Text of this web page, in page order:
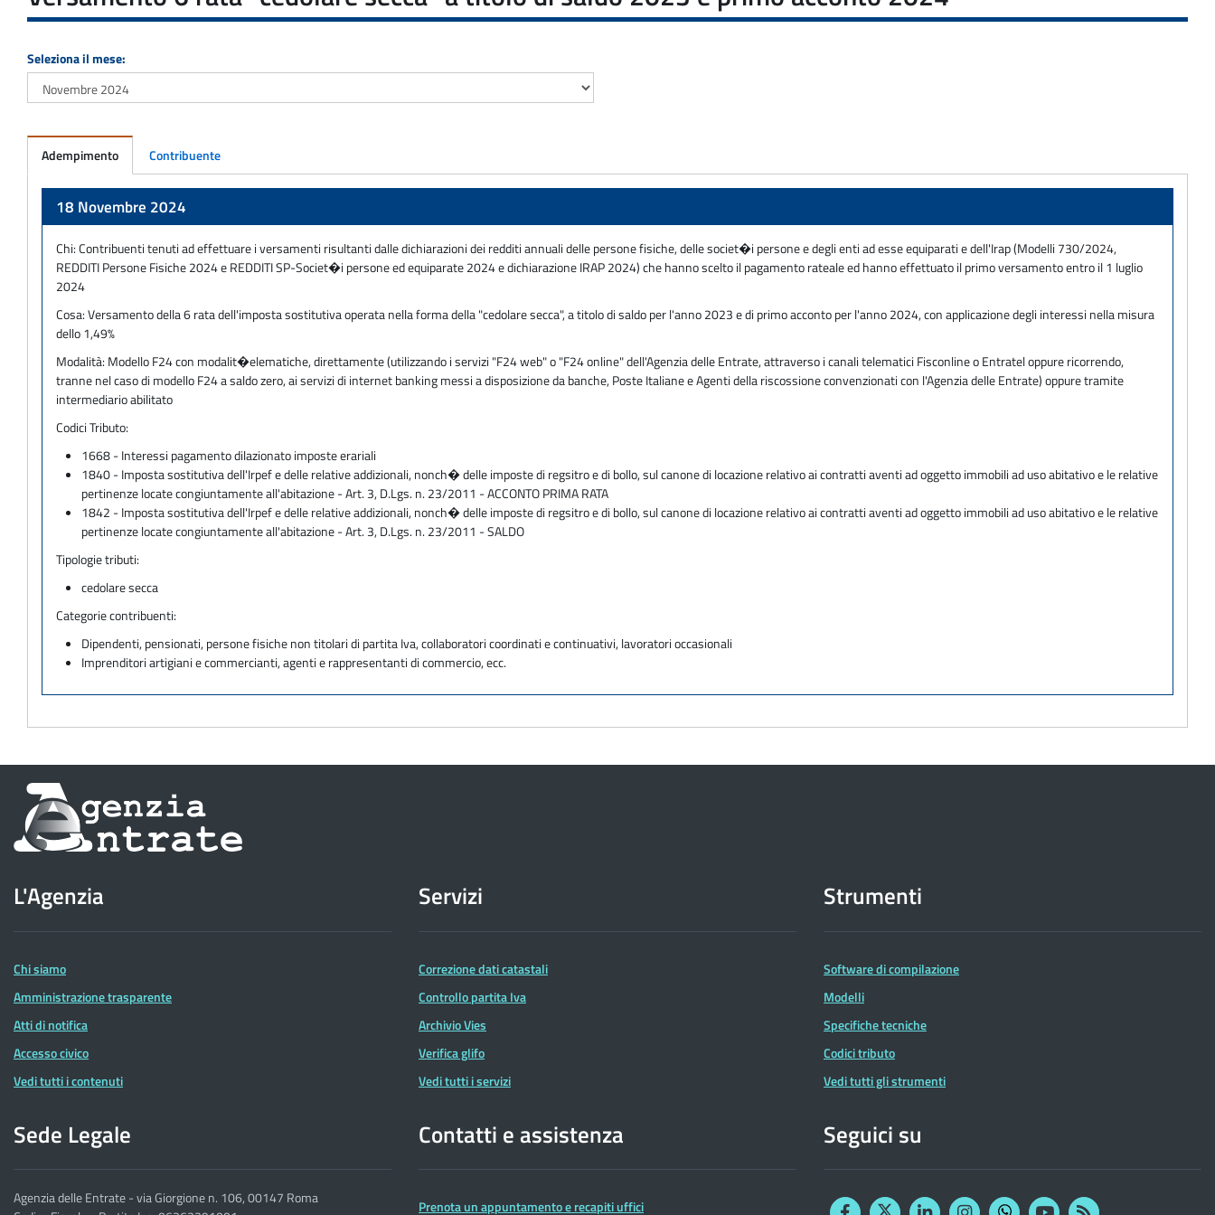
Seleziona il mese:
Adempimento Contribuente
18 Novembre 2024
Chi:Contribuenti tenuti ad effettuare i versamenti risultanti dalle dichiarazioni dei redditi annuali delle persone fisiche, delle societ�i persone e degli enti ad esse equiparati e dell'Irap (Modelli 730/2024,
REDDITI Persone Fisiche 2024 e REDDITI SP-Societ�i persone ed equiparate 2024 e dichiarazione IRAP 2024) che hanno scelto il pagamento rateale ed hanno effettuato il primo versamento entro il 1 luglio
2024
Cosa:Versamento della 6 rata dell'imposta sostitutiva operata nella forma della "cedolare secca", a titolo di saldo per l'anno 2023 e di primo acconto per l'anno 2024, con applicazione degli interessi nella misura
dello 1,49%
Modalità: Modello F24 con modalit�elematiche, direttamente (utilizzando i servizi "F24 web" o "F24 online" dell'Agenzia delle Entrate, attraverso i canali telematici Fisconline o Entratel oppure ricorrendo,
tranne nel caso di modello F24 a saldo zero, ai servizi di internet banking messi a disposizione da banche, Poste Italiane e Agenti della riscossione convenzionati con l'Agenzia delle Entrate) oppure tramite
intermediario abilitato
Codici Tributo:
1668 - Interessi pagamento dilazionato imposte erariali
1840 - Imposta sostitutiva dell'Irpef e delle relative addizionali, nonch� delle imposte di regsitro e di bollo, sul canone di locazione relativo ai contratti aventi ad oggetto immobili ad uso abitativo e le relative
pertinenze locate congiuntamente all'abitazione - Art. 3, D.Lgs. n. 23/2011 - ACCONTO PRIMA RATA
1842 - Imposta sostitutiva dell'Irpef e delle relative addizionali, nonch� delle imposte di regsitro e di bollo, sul canone di locazione relativo ai contratti aventi ad oggetto immobili ad uso abitativo e le relative
pertinenze locate congiuntamente all'abitazione - Art. 3, D.Lgs. n. 23/2011 - SALDO
Tipologie tributi:
cedolare secca
Categorie contribuenti:
Dipendenti, pensionati, persone fisiche non titolari di partita Iva, collaboratori coordinati e continuativi, lavoratori occasionali
Imprenditori artigiani e commercianti, agenti e rappresentanti di commercio, ecc.
Informazioni
sul
dell'Agenzia
delle
Entrate
L'Agenzia
Chi siamo
Amministrazione trasparente
Atti di notifica
Accesso civico
Vedi tutti i contenuti
Servizi
Correzione dati catastali
Controllo partita Iva
Archivio Vies
Verifica glifo
Vedi tutti i servizi
Strumenti
Software di compilazione
Modelli
Specifiche tecniche
Codici tributo
Vedi tutti gli strumenti
Sede Legale
Agenzia delle Entrate - via Giorgione n. 106, 00147 Roma
Contatti e assistenza
Prenota un appuntamento e recapiti uffici
Seguici su